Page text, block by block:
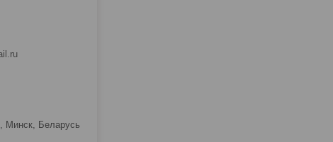
Минск, Беларусь